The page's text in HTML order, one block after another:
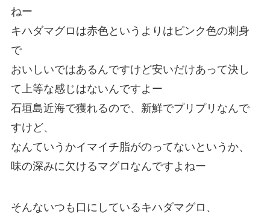
ねー
キハダマグロは赤色というよりはピンク色の刺身
で
おいしいではあるんですけど安いだけあって決し
て上等な感じはないんですよー
石垣島近海で獲れるので、新鮮でプリプリなんで
すけど、
なんていうかイマイチ脂がのってないというか、
味の深みに欠けるマグロなんですよねー
そんないつも口にしているキハダマグロ、